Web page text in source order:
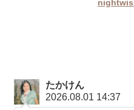
たかけん
2026.08.01 14:37